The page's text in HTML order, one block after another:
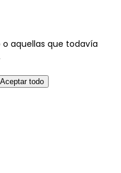
o aquellas que todavía
Aceptar todo